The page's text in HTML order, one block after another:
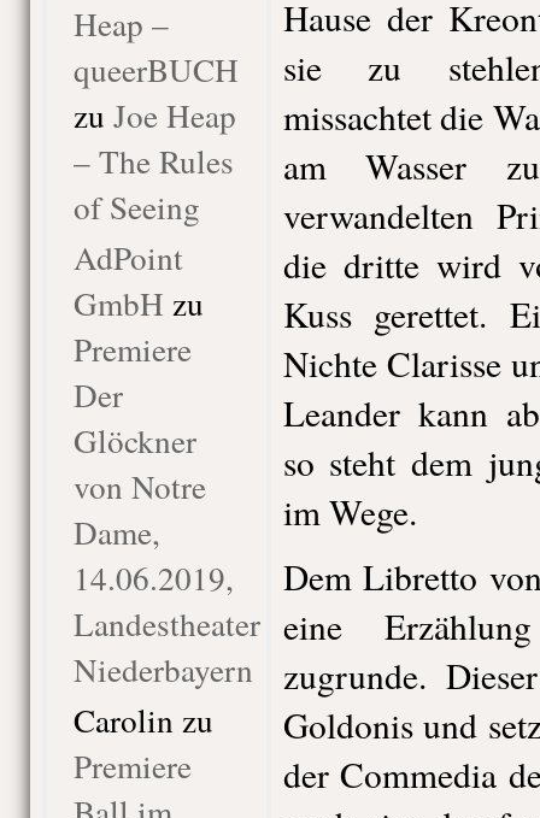
Heap –
queerBUCH
zu Joe Heap
– The Rules
of Seeing
AdPoint
GmbH zu
Premiere
Der
Glöckner
von Notre
Dame,
14.06.2019,
Landestheater
Niederbayern
Carolin zu
Premiere
Hause der
sie zu
missachtet die
am Wasser
verwandelten
die dritte wird
Kuss gerettet.
Nichte Clarisse
Leander kann
so steht dem
im Wege.
Dem Libretto
eine
zugrunde.
Goldonis und
der Commedia